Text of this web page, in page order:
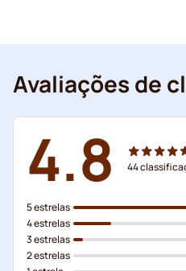
Avaliações de
4.8 44
5 estrelas
4 estrelas
3 estrelas
2 estrelas